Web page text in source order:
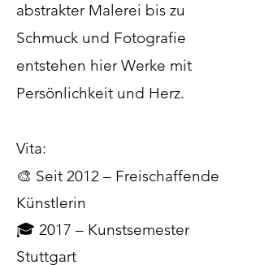
abstrakter Malerei bis zu
Schmuck und Fotografie
entstehen hier Werke mit
Persönlichkeit und Herz.​​
Vita:
🎨 Seit 2012 – Freischaffende
Künstlerin
🎓 2017 – Kunstsemester
Stuttgart